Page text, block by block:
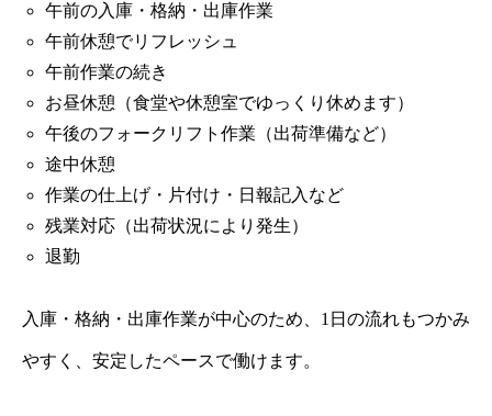
午前の入庫・格納・出庫作業
午前休憩でリフレッシュ
午前作業の続き
お昼休憩（食堂や休憩室でゆっくり休めます）
午後のフォークリフト作業（出荷準備など）
途中休憩
作業の仕上げ・片付け・日報記入など
残業対応（出荷状況により発生）
退勤
入庫・格納・出庫作業が中心のため、1日の流れもつかみ
やすく、安定したペースで働けます。